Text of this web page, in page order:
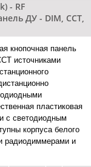
- RF
ДУ - DIM, CCT,
кнопочная панель
источниками
пластиковая
с светодиодным
корпуса белого
радиодиммерами и